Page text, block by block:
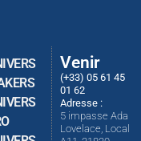
Venir
(+33) 05 61 45
01 62
Adresse :
5 impasse Ada
Lovelace, Local